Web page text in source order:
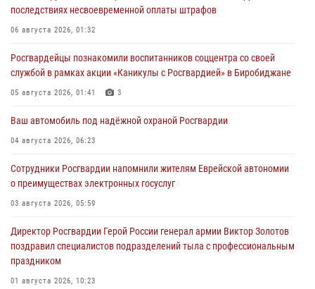
последствиях несвоевременной оплаты штрафов
06 августа 2026, 01:32
Росгвардейцы познакомили воспитанников соццентра со своей
службой в рамках акции «Каникулы с Росгвардией» в Биробиджане
05 августа 2026, 01:41 3
Ваш автомобиль под надёжной охраной Росгвардии
04 августа 2026, 06:23
Сотрудники Росгвардии напомнили жителям Еврейской автономии
о преимуществах электронных госуслуг
03 августа 2026, 05:59
Директор Росгвардии Герой России генерал армии Виктор Золотов
поздравил специалистов подразделений тыла с профессиональным
праздником
01 августа 2026, 10:23